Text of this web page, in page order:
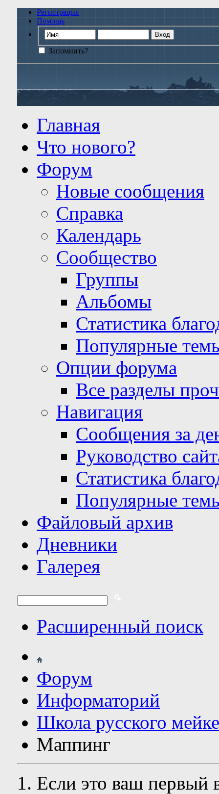
Регистрация
Помощь
Запомнить?
Главная
Что нового?
Форум
Новые сообщения
Справка
Календарь
Сообщество
Группы
Альбомы
Статистика
Популярные
Опции форума
Все разделы
Навигация
Сообщения за
Руководство
Статистика
Популярные
Файловый архив
Дневники
Галерея
Расширенный поиск
Форум
Информаторий
Школа русского
Маппинг
Если это ваш первый